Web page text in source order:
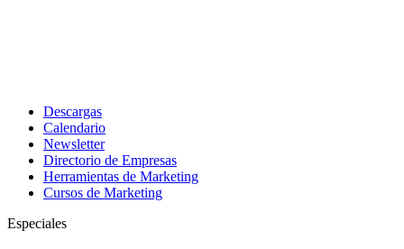
Descargas
Calendario
Newsletter
Directorio de Empresas
Herramientas de Marketing
Cursos de Marketing
Especiales